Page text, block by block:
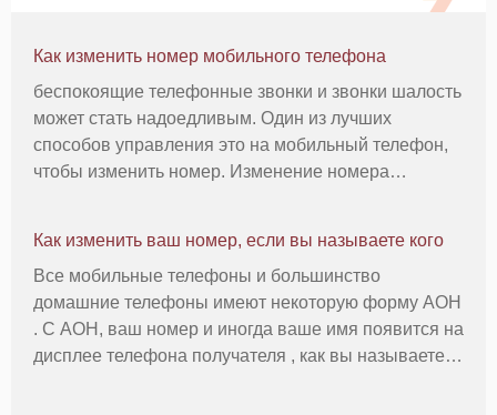
Как изменить номер мобильного телефона
беспокоящие телефонные звонки и звонки шалость
может стать надоедливым. Один из лучших
способов управления это на мобильный телефон,
чтобы изменить номер. Изменение номера
телефона провайдера и может стоить небольшую п
Как изменить ваш номер, если вы называете кого
Все мобильные телефоны и большинство
домашние телефоны имеют некоторую форму АОН
. С АОН, ваш номер и иногда ваше имя появится на
дисплее телефона получателя , как вы называете ,